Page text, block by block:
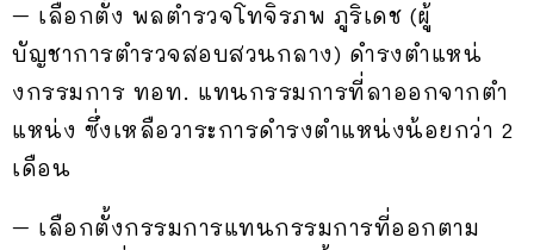
– เลือกตั้ง พลตํารวจโทจิรภพ ภูริเดช (ผู้
บัญชาการตำรวจสอบสวนกลาง) ดํารงตําแหน่
งกรรมการ ทอท. แทนกรรมการที่ลาออกจากตํา
แหน่ง ซึ่งเหลือวาระการดํารงตําแหน่งน้อยกว่า 2
เดือน
– เลือกตั้งกรรมการแทนกรรมการที่ออกตาม